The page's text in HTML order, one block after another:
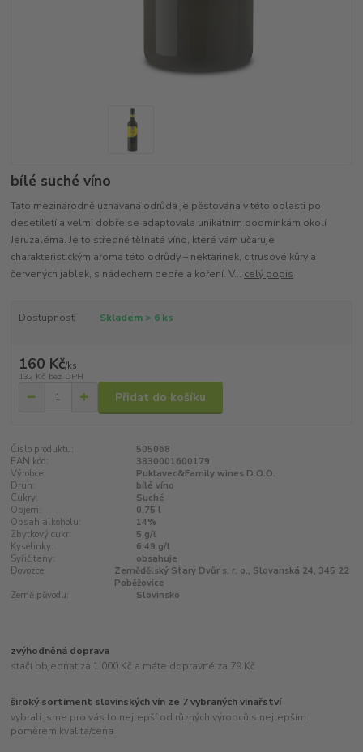
bílé suché víno
Tato mezinárodně uznávaná odrůda je pěstována v této oblasti po
desetiletí a velmi dobře se adaptovala unikátním podmínkám okolí
Jeruzaléma. Je to středně tělnaté víno, které vám učaruje
charakteristickým aroma této odrůdy – nektarinek, citrusové kůry a
červených jablek, s nádechem pepře a koření. V... celý popis
Dostupnost Skladem > 6 ks
160 Kč/ks
132 Kč bez DPH
Přidat do košíku
Číslo produktu:
505068
EAN kód:
3830001600179
Výrobce:
Puklavec&Family wines D.O.O.
Druh:
bílé víno
Cukry:
Suché
Objem:
0,75 l
Obsah alkoholu:
14%
Zbytkový cukr:
5 g/l
Kyselinky:
6,49 g/l
Syřičitany:
obsahuje
Dovozce:
Zemědělský Starý Dvůr s. r. o., Slovanská 24, 345 22
Poběžovice
Země původu:
Slovinsko
zvýhodněná doprava
stačí objednat za 1.000 Kč a máte dopravné za 79 Kč
široký sortiment slovinských vín ze 7 vybraných vinařství
vybrali jsme pro vás to nejlepší od různých výrobců s nejlepším
poměrem kvalita/cena